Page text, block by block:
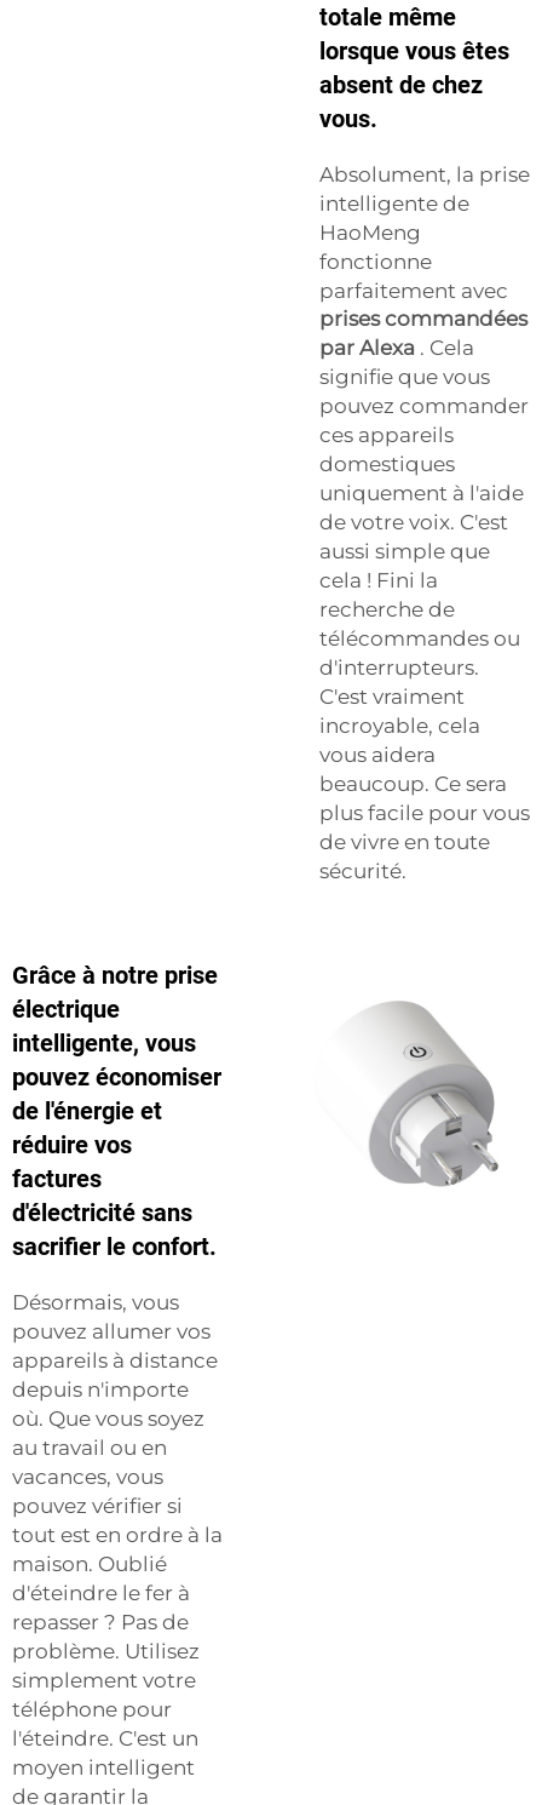
totale même
lorsque vous êtes
absent de chez
vous.
Absolument, la prise
intelligente de
HaoMeng
fonctionne
parfaitement avec
prises commandées
par Alexa . Cela
signifie que vous
pouvez commander
ces appareils
domestiques
uniquement à l'aide
de votre voix. C'est
aussi simple que
cela ! Fini la
recherche de
télécommandes ou
d'interrupteurs.
C'est vraiment
incroyable, cela
vous aidera
beaucoup. Ce sera
plus facile pour vous
de vivre en toute
sécurité.
Grâce à notre prise
électrique
intelligente, vous
pouvez économiser
de l'énergie et
réduire vos
factures
d'électricité sans
sacrifier le confort.
Désormais, vous
pouvez allumer vos
appareils à distance
depuis n'importe
où. Que vous soyez
au travail ou en
vacances, vous
pouvez vérifier si
tout est en ordre à la
maison. Oublié
d'éteindre le fer à
repasser ? Pas de
problème. Utilisez
simplement votre
téléphone pour
l'éteindre. C'est un
moyen intelligent
de garantir la